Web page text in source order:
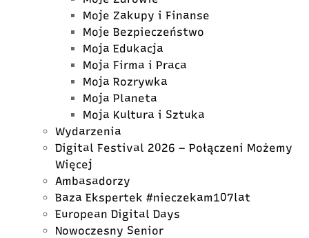
Moje Zakupy i Finanse
Moje Bezpieczeństwo
Moja Edukacja
Moja Firma i Praca
Moja Rozrywka
Moja Planeta
Moja Kultura i Sztuka
Wydarzenia
Digital Festival 2026 – Połączeni Możemy
Więcej
Ambasadorzy
Baza Ekspertek #nieczekam107lat
European Digital Days
Nowoczesny Senior